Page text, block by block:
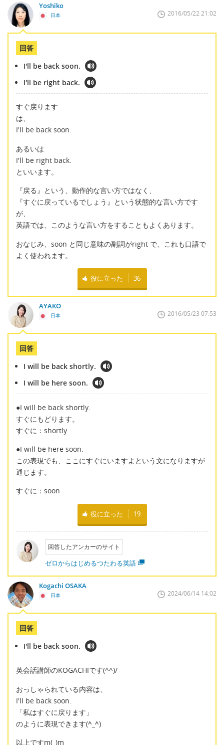
Yoshiko
日本 2016/05/22 21:02
回答
I'll be back soon.
I'll be right back.
すぐ戻ります
は、
I'll be back soon.
あるいは
I'll be right back.
といいます。
『戻る』という、動作的な言い方ではなく、
『すぐに戻っているでしょう』という状態的な言い方です
が、
英語では、このような言い方をすることもよくあります。
おなじみ、soon と同じ意味の副詞がright で、これも口語で
よく使われます。
役に立った 36
AYAKO
日本 2016/05/23 07:53
回答
I will be back shortly.
I will be here soon.
●I will be back shortly.
すぐにもどります。
すぐに：shortly
●I will be here soon.
この表現でも、ここにすぐにいますよという文になりますが
通じます。
すぐに：soon
役に立った 19
回答したアンカーのサイト
ゼロからはじめるつたわる英語
Kogachi OSAKA
日本 2024/06/14 14:02
回答
I'll be back soon.
英会話講師のKOGACHIです(^^)/
おっしゃられている内容は、
I'll be back soon.
「私はすぐに戻ります」
のように表現できます(^_^)
以上ですm(_)m